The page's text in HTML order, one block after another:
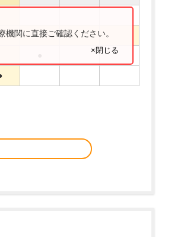
関に直接ご確認ください。
×閉じる